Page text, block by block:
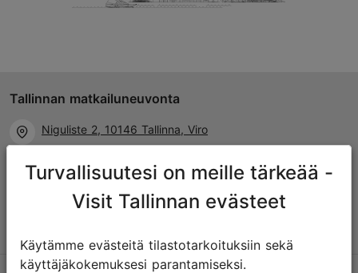
Tallinnan matkailuneuvonta
Niguliste 2, 10146 Tallinna, Viro
+372 645 7777
info@visittallinn.ee
Turvallisuutesi on meille tärkeää -
Visit Tallinnan evästeet
Käytämme evästeitä tilastotarkoituksiin sekä
käyttäjäkokemuksesi parantamiseksi.